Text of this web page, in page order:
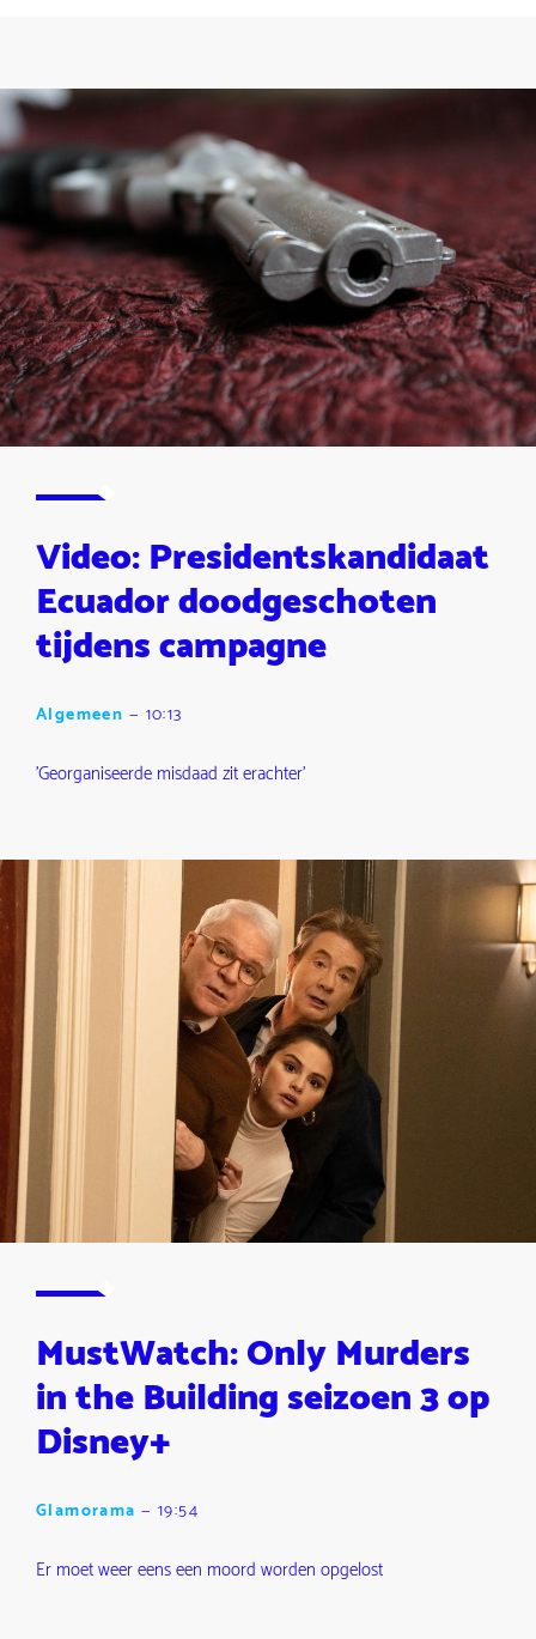
Video: Presidentskandidaat
Ecuador doodgeschoten
tijdens campagne
Algemeen — 10:13
'Georganiseerde misdaad zit erachter'
MustWatch: Only Murders
in the Building seizoen 3 op
Disney+
Glamorama — 19:54
Er moet weer eens een moord worden opgelost